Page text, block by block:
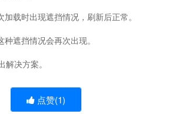
载时出现遮挡情况，刷新后正常。
遮挡情况会再次出现。
决方案。
点赞(1)